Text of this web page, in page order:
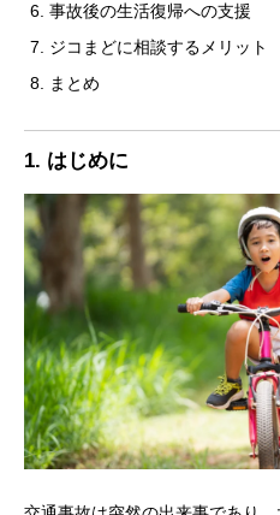
事故後の生活復帰への支援
ジコまどに相談するメリット
まとめ
1. はじめに